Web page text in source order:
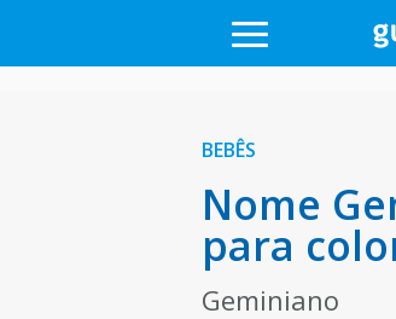
BEBÊS
Nome
para
Geminiano